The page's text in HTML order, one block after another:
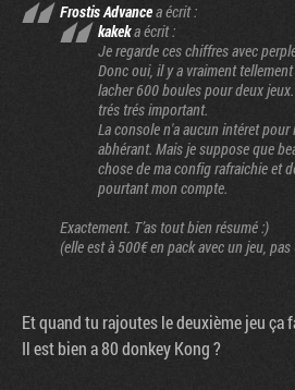
Frostis Advancea écrit :
kakeka écrit :
Je regarde ces chiffres avec
Donc oui, il y a vraiment
lacher 600 boules pour deux
trés trés important.
La console n'a aucun intéret
abhérant. Mais je suppose que
chose de ma config rafraichie et
pourtant mon compte.
Exactement. T’as tout bien résumé :)
(elle est à 500€ en pack avec un jeu,
Et quand tu rajoutes le deuxième jeu ça
Il est bien a 80 donkey Kong ?